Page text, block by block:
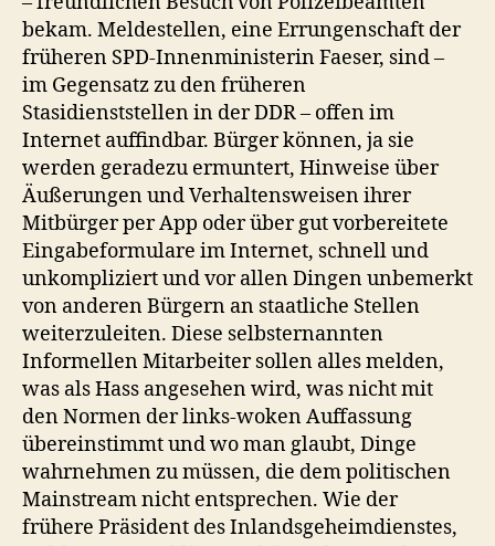
bekam. Meldestellen, eine Errungenschaft der
früheren SPD-Innenministerin Faeser, sind –
im Gegensatz zu den früheren
Stasidienststellen in der DDR – offen im
Internet auffindbar. Bürger können, ja sie
werden geradezu ermuntert, Hinweise über
Äußerungen und Verhaltensweisen ihrer
Mitbürger per App oder über gut vorbereitete
Eingabeformulare im Internet, schnell und
unkompliziert und vor allen Dingen unbemerkt
von anderen Bürgern an staatliche Stellen
weiterzuleiten. Diese selbsternannten
Informellen Mitarbeiter sollen alles melden,
was als Hass angesehen wird, was nicht mit
den Normen der links-woken Auffassung
übereinstimmt und wo man glaubt, Dinge
wahrnehmen zu müssen, die dem politischen
Mainstream nicht entsprechen. Wie der
frühere Präsident des Inlandsgeheimdienstes,